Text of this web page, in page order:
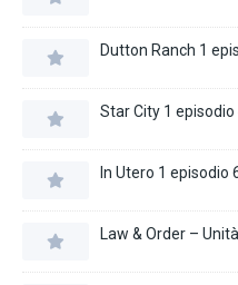
Dutton Ranch 1
Star City 1 episodio
In Utero 1 episodio
Law & Order –